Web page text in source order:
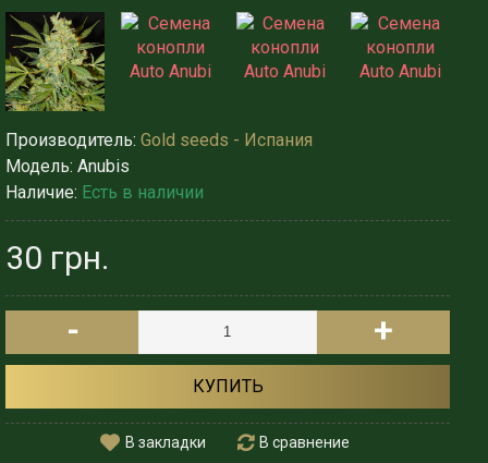
Производитель: Gold seeds - Испания
Модель: Anubis
Наличие: Есть в наличии
30 грн.
-
+
КУПИТЬ
В закладки В сравнение